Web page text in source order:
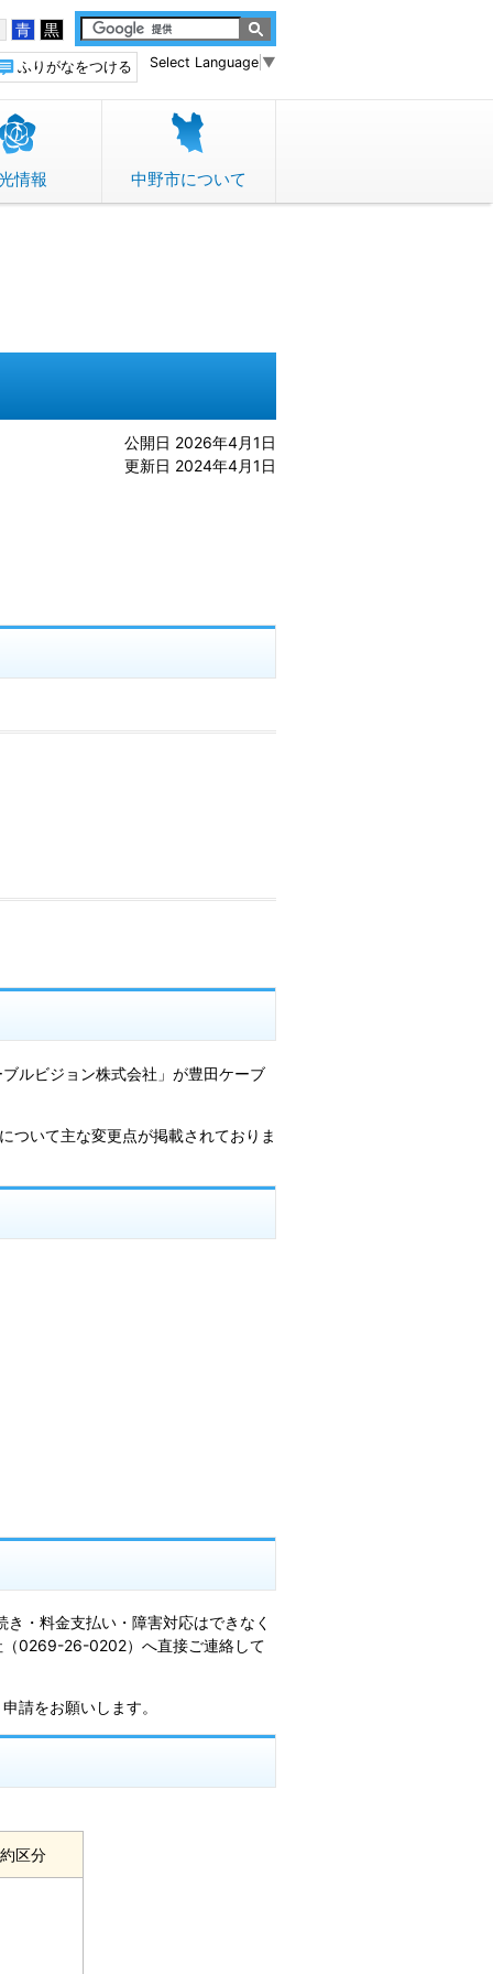
青 黒
Select Language ▼
ふりがなをつける
情報 中野市について
公開日 2026年4月1日
更新日 2024年4月1日
ルビジョン株式会社」が豊田ケーブ
ついて主な変更点が掲載されておりま
・料金支払い・障害対応はできなく
（0269-26-0202）へ直接ご連絡して
請をお願いします。
区分